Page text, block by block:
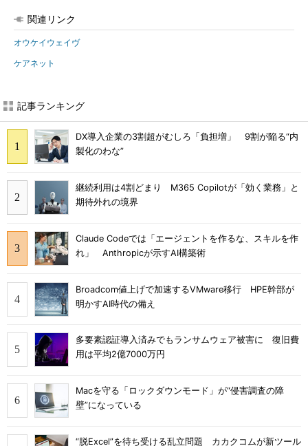
関連リンク
オウケイウェイヴ
ケアネット
記事ランキング
DX導入企業の3割超がむしろ「負担増」 9割が陥る“内
製化のわな”
継続利用は4割どまり M365 Copilotが「効く業務」と
期待外れの境界
Claude Codeでは「エージェントを作るな、スキルを作
れ」 Anthropicが示すAI構築術
Broadcom値上げで加速するVMware移行 HPE幹部が
明かすAI時代の備え
多要素認証導入済みでもランサムウェア被害に 復旧費
用は平均2億7000万円
Macを守る「ロックダウンモード」が“侵害調査の障
壁”になっている
“脱Excel”を待ち受ける乱立問題 カカクコムが新ツール